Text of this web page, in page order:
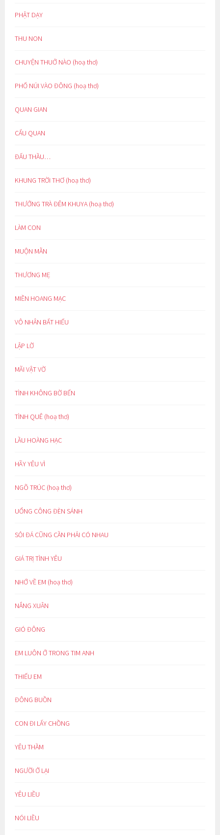
PHẬT DẠY
THU NON
CHUYỆN THUỞ NÀO (hoạ thơ)
PHỐ NÚI VÀO ĐÔNG (hoạ thơ)
QUAN GIAN
CẨU QUAN
ĐẤU THẦU…
KHUNG TRỜI THƠ (hoạ thơ)
THƯỞNG TRÀ ĐÊM KHUYA (hoạ thơ)
LÀM CON
MUỘN MẰN
THƯƠNG MẸ
MIỀN HOANG MẠC
VÔ NHÂN BẤT HIẾU
LẬP LỜ
MÃI VẬT VỜ
TÌNH KHÔNG BỜ BẾN
TÌNH QUÊ (hoạ thơ)
LẦU HOÀNG HẠC
HÃY YÊU VÌ
NGÕ TRÚC (hoạ thơ)
UỔNG CÔNG ĐÈN SÁNH
SỎI ĐÁ CŨNG CẦN PHẢI CÓ NHAU
GIÁ TRỊ TÌNH YÊU
NHỚ VỀ EM (hoạ thơ)
NẮNG XUÂN
GIÓ ĐÔNG
EM LUÔN Ở TRONG TIM ANH
THIẾU EM
ĐÔNG BUỒN
CON ĐI LẤY CHỒNG
YÊU THẦM
NGƯỜI Ở LẠI
YÊU LIỀU
NÓI LIỀU